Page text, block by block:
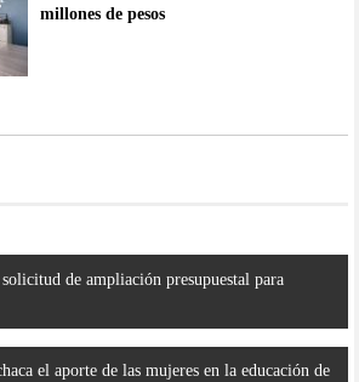
millones de pesos
de ampliación presupuestal para
el aporte de las mujeres en la educación de